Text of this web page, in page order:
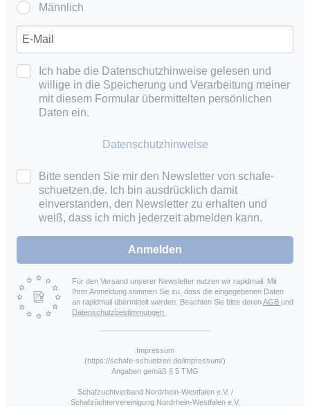
Männlich
Ich habe die Datenschutzhinweise gelesen und
willige in die Speicherung und Verarbeitung meiner
mit diesem Formular übermittelten persönlichen
Daten ein.
Datenschutzhinweise
Bitte senden Sie mir den Newsletter von schafe-
schuetzen.de. Ich bin ausdrücklich damit
einverstanden, den Newsletter zu erhalten und
weiß, dass ich mich jederzeit abmelden kann.
Anmelden
Für den Versand unserer Newsletter nutzen wir rapidmail. Mit
Ihrer Anmeldung stimmen Sie zu, dass die eingegebenen Daten
an rapidmail übermittelt werden. Beachten Sie bitte derenAGB und
Datenschutzbestimmungen
Impressum
(https://schafe-schuetzen.de/impressum/)
Angaben gemäß § 5 TMG
Schafzuchtverband Nordrhein-Westfalen e.V. /
Schafzüchtervereinigung Nordrhein-Westfalen e.V.